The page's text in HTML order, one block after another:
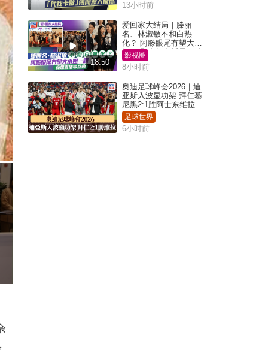
13小时前
18:50
爱回家大结局｜滕丽
名、林淑敏不和白热
化？ 阿滕眼尾冇望大小
姐一眼 商场直播零互动
影视圈
8小时前
奥迪足球峰会2026｜迪
亚斯入波显功架 拜仁慕
尼黑2:1胜阿士东维拉
足球世界
6小时前